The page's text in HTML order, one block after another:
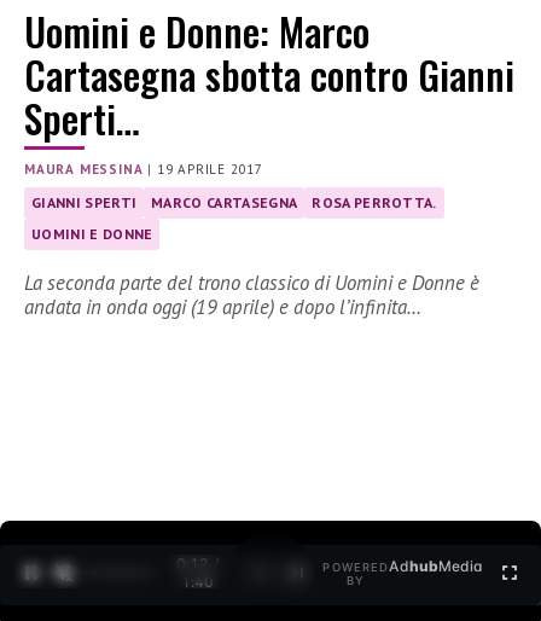
Uomini e Donne: Marco
Cartasegna sbotta contro Gianni
Sperti…
MAURA MESSINA | 19 APRILE 2017
GIANNI SPERTI MARCO CARTASEGNA
ROSA PERROTTA.
UOMINI E DONNE
La seconda parte del trono classico di Uomini e Donne è
andata in onda oggi (19 aprile) e dopo l’infinita…
0:12 /
1:40
POWERED
BY
AdhubMedia